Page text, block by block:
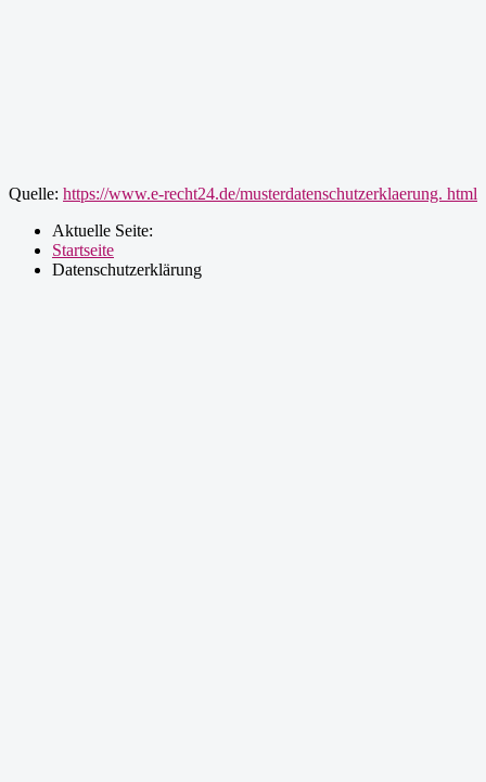
Quelle: https://www.e-recht24.de/musterdatenschutzerklaerung. html
Aktuelle Seite:
Startseite
Datenschutzerklärung